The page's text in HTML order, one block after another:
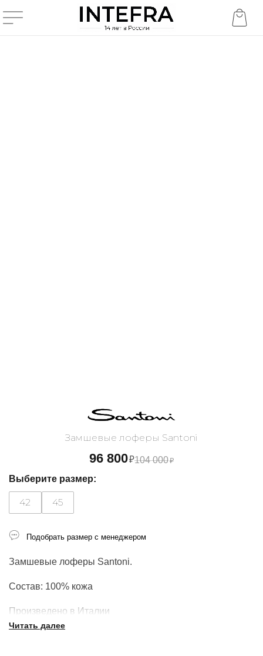
Замшевые лоферы Santoni
96 800₽104 000₽
Замшевые лоферы Santoni.
Состав: 100% кожа
Произведено в Италии
Читать далее
Выберите размер:
42 45
Подобрать размер с менеджером